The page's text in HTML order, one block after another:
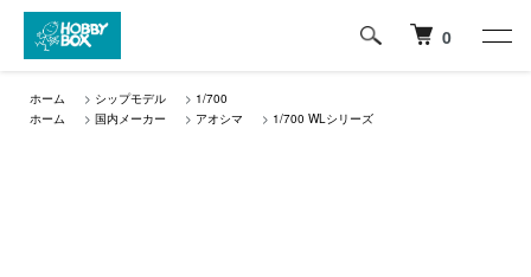
0
ホーム > シップモデル > 1/700
ホーム
> 国内メーカー > アオシマ > 1/700 WLシリーズ